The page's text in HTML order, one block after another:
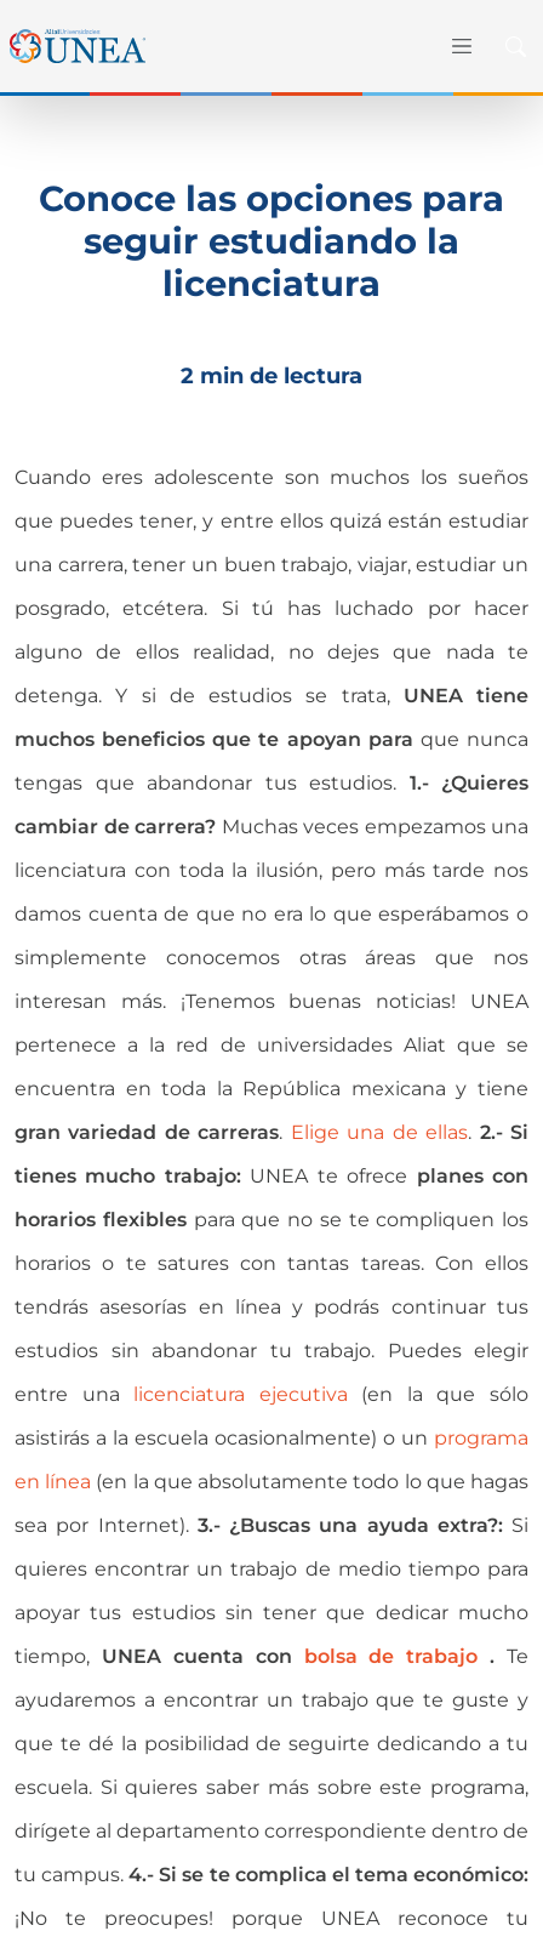
Conoce las opciones para
seguir estudiando la
licenciatura
2 min de lectura
Cuando eres adolescente son muchos los sueños
que puedes tener, y entre ellos quizá están estudiar
una carrera, tener un buen trabajo, viajar, estudiar un
posgrado, etcétera. Si tú has luchado por hacer
alguno de ellos realidad, no dejes que nada te
detenga. Y si de estudios se trata, UNEA tiene
muchos beneficios que te apoyan para que nunca
tengas que abandonar tus estudios. 1.- ¿Quieres
cambiar de carrera? Muchas veces empezamos una
licenciatura con toda la ilusión, pero más tarde nos
damos cuenta de que no era lo que esperábamos o
simplemente conocemos otras áreas que nos
interesan más. ¡Tenemos buenas noticias! UNEA
pertenece a la red de universidades Aliat que se
encuentra en toda la República mexicana y tiene
gran variedad de carreras. Elige una de ellas. 2.- Si
tienes mucho trabajo: UNEA te ofrece planes con
horarios flexiblespara que no se te compliquen los
horarios o te satures con tantas tareas. Con ellos
tendrás asesorías en línea y podrás continuar tus
estudios sin abandonar tu trabajo. Puedes elegir
entre una licenciatura ejecutiva (en la que sólo
asistirás a la escuela ocasionalmente) o un programa
en línea (en la que absolutamente todo lo que hagas
sea por Internet). 3.- ¿Buscas una ayuda extra?:Si
quieres encontrar un trabajo de medio tiempo para
apoyar tus estudios sin tener que dedicar mucho
tiempo, UNEA cuenta con bolsa de trabajo . Te
ayudaremos a encontrar un trabajo que te guste y
que te dé la posibilidad de seguirte dedicando a tu
escuela. Si quieres saber más sobre este programa,
dirígete al departamento correspondiente dentro de
tu campus.4.- Si se te complica el tema económico:
¡No te preocupes! porque UNEA reconoce tu